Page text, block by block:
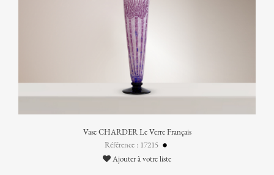
Vase CHARDER Le Verre Français
Référence : 17215
Ajouter à votre liste